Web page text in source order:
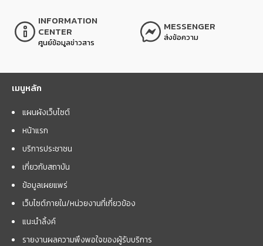
INFORMATION
CENTER
ศูนย์ข้อมูลข่าวสาร
MESSENGER
ส่งข้อความ
เมนูหลัก
แผนผังเว็บไซต์
หน้าแรก
บริการประชาชน
เกี่ยวกับสถาบัน
ข้อมูลเผยแพร่
เว็บไซต์ภายใน/หน่วยงานที่เกี่ยวข้อง
แนะนำลิ้งค์
รายงานผลความพึงพอใจของผู้รับบริการ